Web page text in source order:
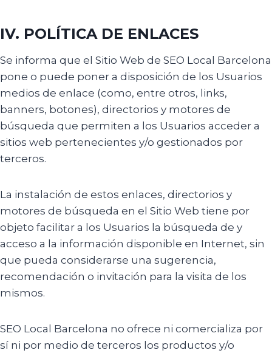
IV. POLÍTICA DE ENLACES
Se informa que el Sitio Web de SEO Local Barcelona
pone o puede poner a disposición de los Usuarios
medios de enlace (como, entre otros, links,
banners, botones), directorios y motores de
búsqueda que permiten a los Usuarios acceder a
sitios web pertenecientes y/o gestionados por
terceros.
La instalación de estos enlaces, directorios y
motores de búsqueda en el Sitio Web tiene por
objeto facilitar a los Usuarios la búsqueda de y
acceso a la información disponible en Internet, sin
que pueda considerarse una sugerencia,
recomendación o invitación para la visita de los
mismos.
SEO Local Barcelona no ofrece ni comercializa por
sí ni por medio de terceros los productos y/o